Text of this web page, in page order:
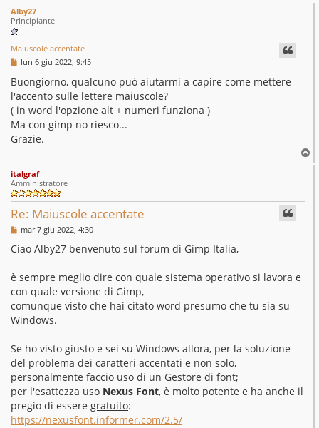
Alby27
Principiante
Maiuscole accentate
M
s
s
a
g
g
i
o
lun 6 giu 2022, 9:45
Buongiorno, qualcuno può aiutarmi a capire come mettere
l'accento sulle lettere maiuscole?
( in word l'opzione alt + numeri funziona )
Ma con gimp no riesco...
Grazie.
o
italgraf
Amministratore
Re: Maiuscole accentate
M
s
s
g
g
i
o
mar 7 giu 2022, 4:30
Ciao Alby27 benvenuto sul forum di Gimp Italia,
è sempre meglio dire con quale sistema operativo si lavora e
con quale versione di Gimp,
comunque visto che hai citato word presumo che tu sia su
Windows.
Se ho visto giusto e sei su Windows allora, per la soluzione
del problema dei caratteri accentati e non solo,
personalmente faccio uso di un Gestore di font;
per l'esattezza uso Nexus Font, è molto potente e ha anche il
pregio di essere gratuito:
https://nexusfont.informer.com/2.5/